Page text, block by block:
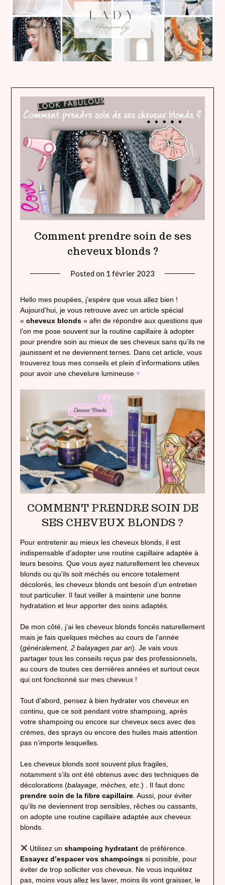
Comment prendre soin de ses
cheveux blonds ?
Posted on 1 février 2023
heavenly
Hello mes poupées, j’espère que vous allez bien !
Aujourd’hui, je vous retrouve avec un article spécial
« cheveux blonds» afin de répondre aux questions que
l’on me pose souvent sur la routine capillaire à adopter
pour prendre soin au mieux de ses cheveux sans qu’ils ne
jaunissent et ne deviennent ternes. Dans cet article, vous
trouverez tous mes conseils et plein d’informations utiles
pour avoir une chevelure lumineuse ♥
COMMENT PRENDRE SOIN DE
SES CHEVEUX BLONDS ?
Pour entretenir au mieux les cheveux blonds, il est
indispensable d’adopter une routine capillaire adaptée à
leurs besoins. Que vous ayez naturellement les cheveux
blonds ou qu’ils soit méchés ou encore totalement
décolorés, les cheveux blonds ont besoin d’un entretien
tout particulier. Il faut veiller à maintenir une bonne
hydratation et leur apporter des soins adaptés.
De mon côté, j’ai les cheveux blonds foncés naturellement
mais je fais quelques mèches au cours de l’année
(généralement, 2 balayages par an). Je vais vous
partager tous les conseils reçus par des professionnels,
au cours de toutes ces dernières années et surtout ceux
qui ont fonctionné sur mes cheveux !
Tout d’abord, pensez à bien hydrater vos cheveux en
continu, que ce soit pendant votre shampoing, après
votre shampoing ou encore sur cheveux secs avec des
crèmes, des sprays ou encore des huiles mais attention
pas n’importe lesquelles.
Les cheveux blonds sont souvent plus fragiles,
notamment s’ils ont été obtenus avec des techniques de
décolorations (balayage, mèches, etc.) . Il faut donc
prendre soin de la fibre capillaire. Aussi, pour éviter
qu’ils ne deviennent trop sensibles, rêches ou cassants,
on adopte une routine capillaire adaptée aux cheveux
blonds.
Utilisez unshampoing hydratantde préférence.
Essayez d’espacer vos shampoings si possible, pour
éviter de trop solliciter vos cheveux. Ne vous inquiétez
pas, moins vous allez les laver, moins ils vont graisser, le